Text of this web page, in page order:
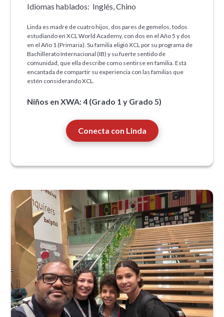
Idiomas hablados: Inglés, Chino
Linda es madre de cuatro hijos, dos pares de gemelos, todos
estudiando en XCL World Academy, con dos en el Año 5 y dos
en el Año 1 (Primaria). Su familia eligió XCL por su programa de
Bachillerato Internacional (IB) y su fuerte sentido de
comunidad, que ella describe como sentirse en familia. Está
encantada de compartir su experiencia con las familias que
estén considerando XCL.
Niños en XWA: 4 (Grado 1 y Grado 5)
Conecta con Linda